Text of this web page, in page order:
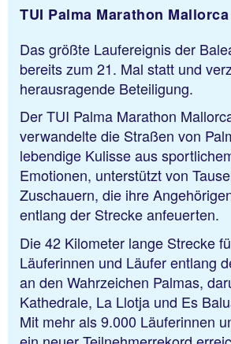
TUI Palma Marathon
Das größte Laufereignis der
bereits zum 21. Mal statt und
herausragende Beteiligung.
Der TUI Palma Marathon
verwandelte die Straßen von
lebendige Kulisse aus
Emotionen, unterstützt von
Zuschauern, die ihre
entlang der Strecke anfeuerten.
Die 42 Kilometer lange Strecke
Läuferinnen und Läufer entlang
an den Wahrzeichen Palmas,
Kathedrale, La Llotja und Es
Mit mehr als 9.000 Läuferinnen